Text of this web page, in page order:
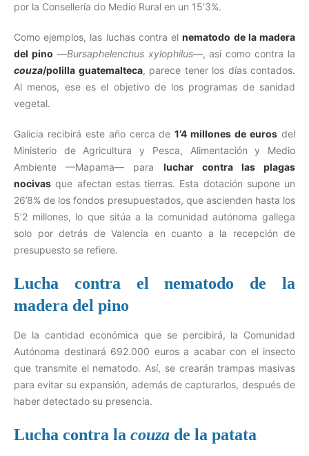
por la Consellería do Medio Rural en un 15’3%.
Como ejemplos, las luchas contra elnematodo de la madera
del pino —Bursaphelenchus xylophilus—, así como contra la
couza/polilla guatemalteca, parece tener los días contados.
Al menos, ese es el objetivo de los programas de sanidad
vegetal.
Galicia recibirá este año cerca de1’4 millones de euros del
Ministerio de Agricultura y Pesca, Alimentación y Medio
Ambiente —Mapama— para luchar contra las plagas
nocivas que afectan estas tierras. Esta dotación supone un
26’8% de los fondos presupuestados, que ascienden hasta los
5’2 millones, lo que sitúa a la comunidad autónoma gallega
solo por detrás de Valencia en cuanto a la recepción de
presupuesto se refiere.
Lucha contra el nematodo de la
madera del pino
De la cantidad económica que se percibirá, la Comunidad
Autónoma destinará 692.000 euros a acabar con el insecto
que transmite el nematodo. Así, se crearán trampas masivas
para evitar su expansión, además de capturarlos, después de
haber detectado su presencia.
Lucha contra la couza de la patata